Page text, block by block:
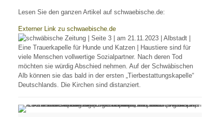
Lesen Sie den ganzen Artikel auf schwaebische.de:
Externer Link zu schwaebische.de